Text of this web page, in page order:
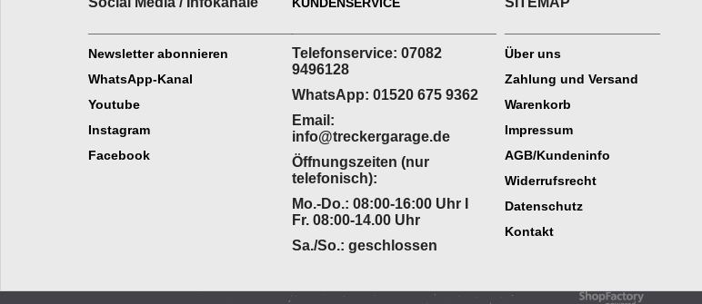
Newsletter abonnieren
WhatsApp-Kanal
Youtube
Instagram
Facebook
Telefonservice: 07082
9496128
WhatsApp: 01520 675 9362
Email:
info@treckergarage.de
Öffnungszeiten (nur
telefonisch):
Mo.-Do.: 08:00-16:00 Uhr I
Fr. 08:00-14.00 Uhr
Sa./So.: geschlossen
Über uns
Zahlung und Versand
Warenkorb
Impressum
AGB/Kundeninfo
Widerrufsrecht
Datenschutz
Kontakt
WebShop erstellt mit